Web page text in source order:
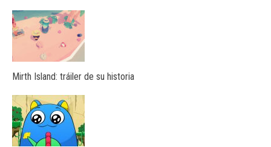
Mirth Island: tráiler de su historia